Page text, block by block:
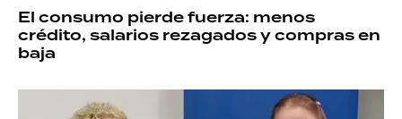
El consumo pierde fuerza: menos
crédito, salarios rezagados y compras en
baja